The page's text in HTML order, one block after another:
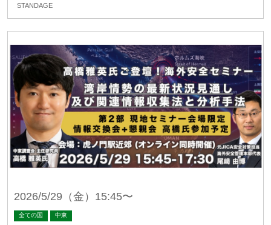
STANDAGE
2026/5/29（金）15:45〜
全ての国 中東